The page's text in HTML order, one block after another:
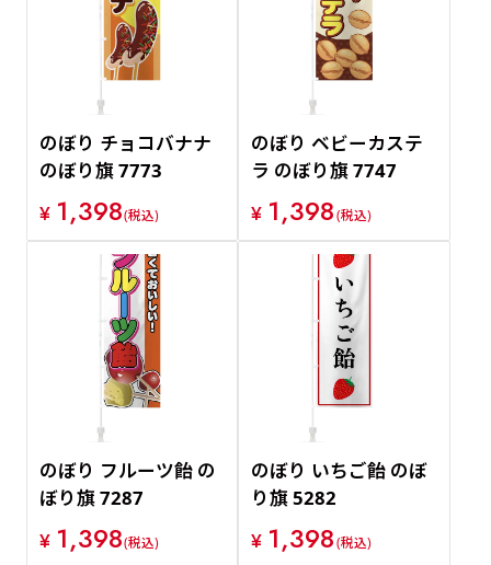
のぼり チョコバナナ
のぼり旗 7773
¥ 1,398(税込)
のぼり ベビーカステ
ラ のぼり旗 7747
¥ 1,398(税込)
のぼり フルーツ飴 の
ぼり旗 7287
¥ 1,398(税込)
のぼり いちご飴 のぼ
り旗 5282
¥ 1,398(税込)